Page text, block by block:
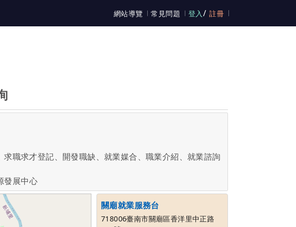
網站導覽 常見問題 登入 / 註冊
職求才登記、開發職缺、就業媒合、職業介紹、就業諮詢
發展中心
關廟就業服務台
718006臺南市關廟區香洋里中正路